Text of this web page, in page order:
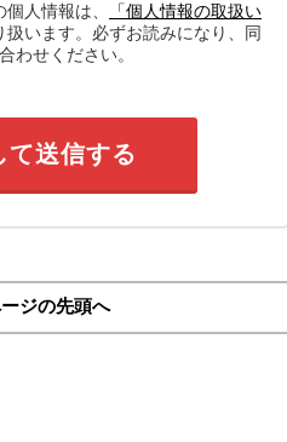
人情報は、
「個人情報の取扱い
扱います。必ずお読みになり、同
わせください。
て送信する
ジの先頭へ